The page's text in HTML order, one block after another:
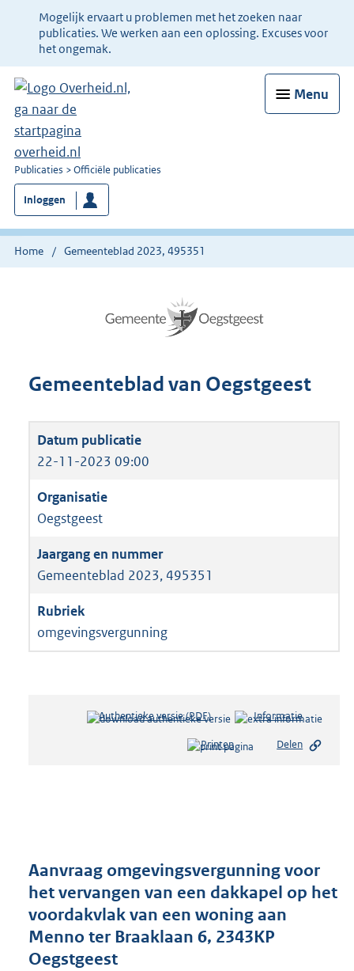
Ter
informatie:
Mogelijk ervaart u problemen met het zoeken naar
publicaties. We werken aan een oplossing. Excuses voor
het ongemak.
Menu
U
bent
nu
hier:
Publicaties Officiële publicaties
Inloggen
Home Gemeenteblad 2023, 495351
Gemeenteblad van Oegstgeest
22-11-2023 09:00
Oegstgeest
Gemeenteblad 2023, 495351
omgevingsvergunning
Authentieke versie (PDF)b
s
r
o
o
t
Informatie
Printen Delen
Aanvraag omgevingsvergunning voor
het vervangen van een dakkapel op het
voordakvlak van een woning aan
Menno ter Braaklaan 6, 2343KP
Oegstgeest